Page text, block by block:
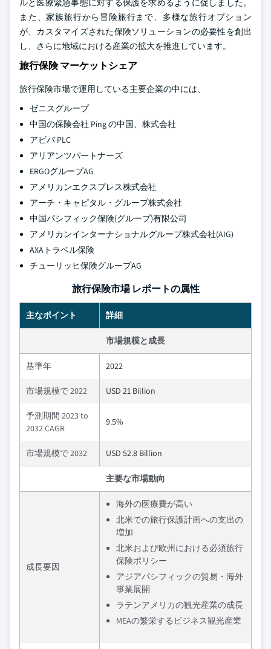
ルと医療緊急事態に対する保護を求めるように促しました。
また、家族旅行から冒険旅行まで、多様な旅行オプション
が、カスタマイズされた保険ソリューションの必要性を創出
し、さらに地域における産業の拡大を推進しています。
旅行保険 マーケットシェア
旅行保険市場で運用している主要企業の中には、
ゼニスグループ
中国の保険会社 Ping の中国、株式会社
アビバ PLC
アリアンツパートナーズ
ERGOグループAG
アメリカンエクスプレス株式会社
アーチ・キャピタル・グループ株式会社
中国パシフィック保険(グループ)有限公司
アメリカンインターナショナルグループ株式会社(AIG)
AXAトラベル保険
チューリッヒ保険グループAG
旅行保険市場 レポートの属性
主なポイント 詳細
市場規模と成長
基準年 2022
市場規模で 2022 USD 21 Billion
予測期間 2023 to
2032 CAGR
9.5%
市場規模で 2032 USD 52.8 Billion
主要な市場動向
成長要因
海外の医療費が高い
北米での旅行保護計画への支出の
増加
北米および欧州における必須旅行
保険ポリシー
アジアパシフィックの貿易・海外
事業展開
ラテンアメリカの観光産業の成長
MEAの繁栄するビジネス観光産業